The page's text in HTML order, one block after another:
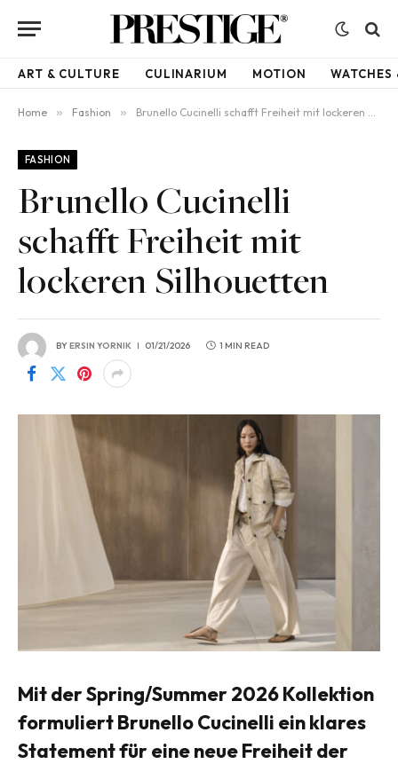
ART & CULTURE CULINARIUM MOTION WATCHES
Home » Fashion » Brunello Cucinelli schafft Freiheit mit lockeren Silhouetten
FASHION
Brunello Cucinelli
schafft Freiheit mit
lockeren Silhouetten
BYERSIN YORNIK 01/21/2026 1 MIN READ
Mit der Spring/Summer 2026 Kollektion
formuliertBrunello Cucinelli ein klares
Statement für eine neue Freiheit der